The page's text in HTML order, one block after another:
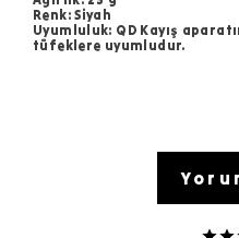
Renk: Siyah
Uyumluluk: QD Kayış
tüfeklere uyumludur.